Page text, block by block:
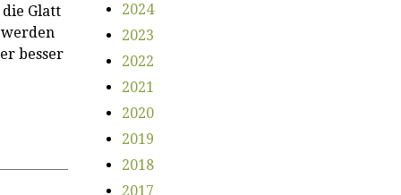
Glatt
besser
2024
2023
2022
2021
2020
2019
2018
2017